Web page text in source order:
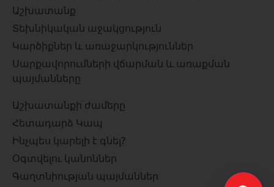
Աշխատանք
Տեխնիկական աջակցություն
Կարծիքներ և առաջարկություններ
Սարքավորումների վճարման և առաքման
պայմանները
Աշխատանքի ժամերը
Հետադարձ Կապ
Ինչպես կարելի է գնել?
Օգտվելու կանոններ
Գաղտնիության պայմաններ